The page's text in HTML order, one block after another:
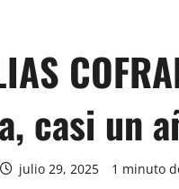
casi un
julio 29, 2025 1 minuto